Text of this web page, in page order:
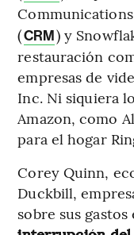
(CRM) y
restauración
empresas de
Inc. Ni siquiera
Amazon, como
para el hogar
Corey Quinn,
Duckbill,
sobre sus